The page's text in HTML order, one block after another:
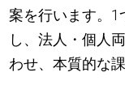
案を行います。1
し、法人・個人
わせ、本質的な